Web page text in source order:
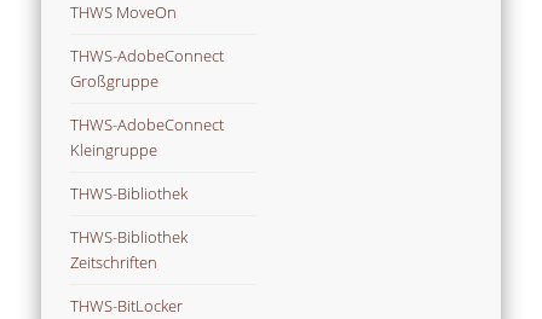
THWS MoveOn
THWS-AdobeConnect
Großgruppe
THWS-AdobeConnect
Kleingruppe
THWS-Bibliothek
THWS-Bibliothek
Zeitschriften
THWS-BitLocker